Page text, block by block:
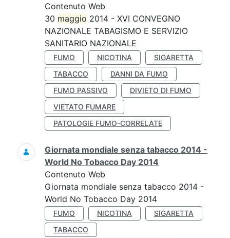
Contenuto Web
30 maggio 2014 - XVI CONVEGNO
NAZIONALE TABAGISMO E SERVIZIO
SANITARIO NAZIONALE
FUMO NICOTINA
SIGARETTA
TABACCO
DANNI DA FUMO
FUMO PASSIVO
DIVIETO DI FUMO
VIETATO FUMARE
PATOLOGIE FUMO-CORRELATE
Giornata mondiale senza tabacco 2014 -
World No Tobacco Day 2014
Contenuto Web
Giornata mondiale senza tabacco 2014 -
World No Tobacco Day 2014
FUMO NICOTINA
SIGARETTA
TABACCO